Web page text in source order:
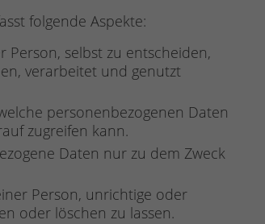
folgende Aspekte:
Person, selbst zu entscheiden,
verarbeitet und genutzt
personenbezogenen Daten
zugreifen kann.
Daten nur zu dem Zweck
Person, unrichtige oder
oder löschen zu lassen.